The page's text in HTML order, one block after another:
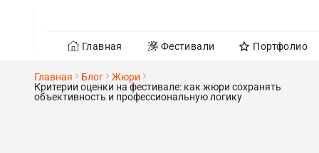
Главная Фестивали Портфолио
Главная Блог
Жюри
Критерии оценки на фестивале: как жюри сохранять
объективность и профессиональную логику